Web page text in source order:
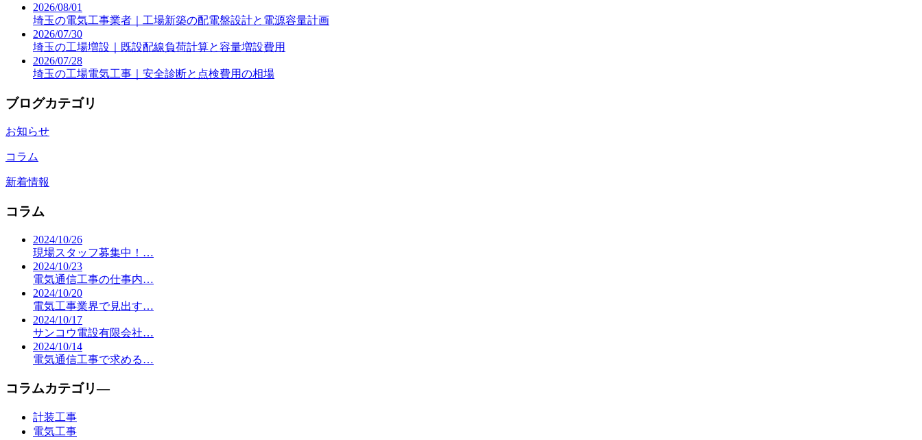
2026/08/01
埼玉の電気工事業者｜工場新築の配電盤設計と電源容量計画
2026/07/30
埼玉の工場増設｜既設配線負荷計算と容量増設費用
2026/07/28
埼玉の工場電気工事｜安全診断と点検費用の相場
ブログカテゴリ
お知らせ
コラム
新着情報
コラム
2024/10/26
現場スタッフ募集中！…
2024/10/23
電気通信工事の仕事内…
2024/10/20
電気工事業界で見出す…
2024/10/17
サンコウ電設有限会社…
2024/10/14
電気通信工事で求める…
コラムカテゴリ―
計装工事
電気工事